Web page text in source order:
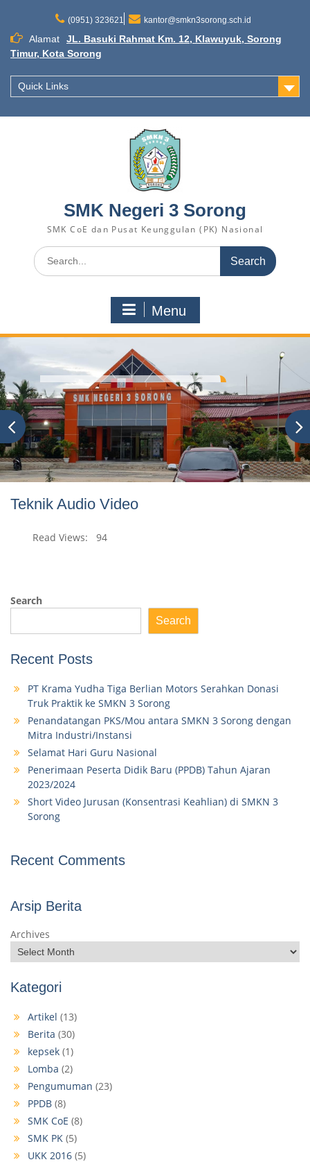
content
(0951) 323621 kantor@smkn3sorong.sch.id
Alamat
JL. Basuki Rahmat Km. 12, Klawuyuk, Sorong
Timur, Kota Sorong
Quick Links
SMK Negeri 3 Sorong
SMK CoE dan Pusat Keunggulan (PK) Nasional
Search
for:
Menu
Teknik Audio Video
Read Views: 94
Search
Search
Recent Posts
PT Krama Yudha Tiga Berlian Motors Serahkan Donasi
Truk Praktik ke SMKN 3 Sorong
Penandatangan PKS/Mou antara SMKN 3 Sorong dengan
Mitra Industri/Instansi
Selamat Hari Guru Nasional
Penerimaan Peserta Didik Baru (PPDB) Tahun Ajaran
2023/2024
Short Video Jurusan (Konsentrasi Keahlian) di SMKN 3
Sorong
Recent Comments
Arsip Berita
Archives
Kategori
Artikel (13)
Berita (30)
kepsek (1)
Lomba (2)
Pengumuman (23)
PPDB (8)
SMK CoE (8)
SMK PK (5)
UKK 2016 (5)